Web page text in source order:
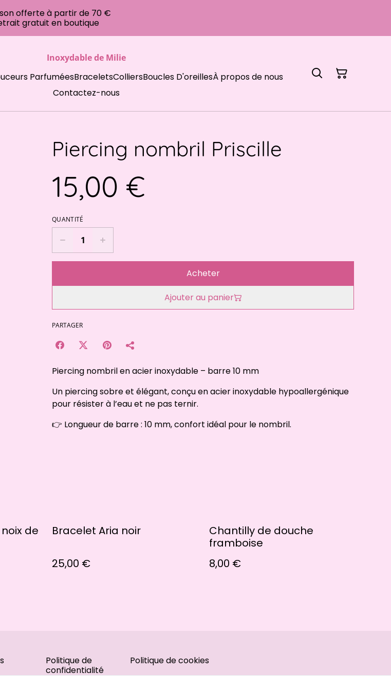
offerte à partir de 70 €
gratuit en boutique
Inoxydable de Milie
ParfuméesBraceletsColliersBoucles D'oreillesÀ propos de nous
Contactez-nous
Piercing nombril Priscille
15,00 €
QUANTITÉ
Acheter
Ajouter au panier
PARTAGER
Piercing nombril en acier inoxydable – barre 10 mm
Un piercing sobre et élégant, conçu en acier inoxydable hypoallergénique
pour résister à l’eau et ne pas ternir.
👉 Longueur de barre : 10 mm, confort idéal pour le nombril.
de
Bracelet Aria noir
25,00 €
Chantilly de douche
framboise
8,00 €
Politique de
confidentialité
Politique de cookies